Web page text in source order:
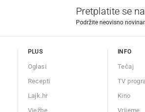
Pretplatite se na
Podržite neovisno
PLUS
Oglasi
Recepti
Lajk.hr
Vježbe
INFO
Tečaj
TV
Kino
Vrijeme